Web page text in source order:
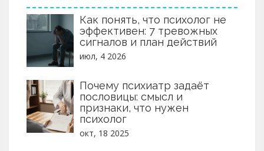
Как понять, что психолог не
эффективен: 7 тревожных
сигналов и план действий
июл, 4 2026
Почему психиатр задаёт
пословицы: смысл и
признаки, что нужен
психолог
окт, 18 2025